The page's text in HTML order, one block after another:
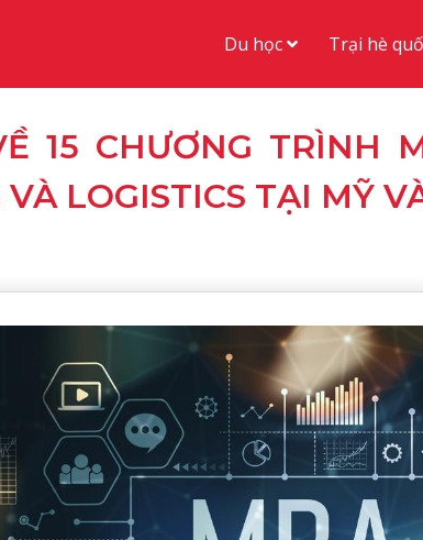
Du học Trại hè
15 CHƯƠNG TRÌNH
LOGISTICS TẠI MỸ